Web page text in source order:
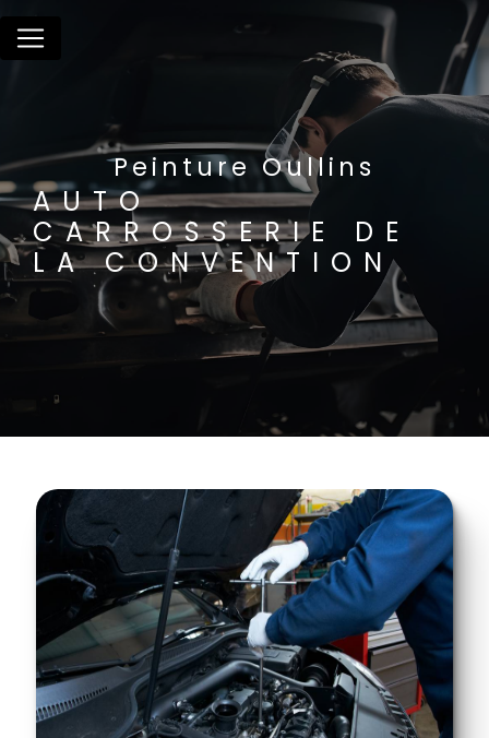
Peinture Oullins
AUTO
CARROSSERIE DE
LA CONVENTION
Panneau de gestion des cookies